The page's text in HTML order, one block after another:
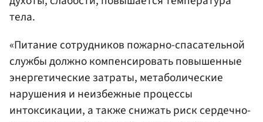
тела.
«Питание сотрудников пожарно-спасательной
службы должно компенсировать повышенные
энергетические затраты, метаболические
нарушения и неизбежные процессы
интоксикации, а также снижать риск сердечно-